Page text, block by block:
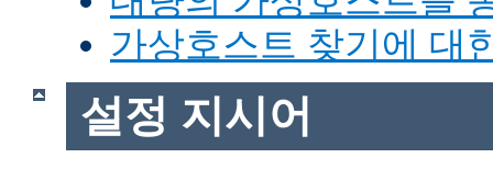
가상호스트 찾기에 대
설정 지시어